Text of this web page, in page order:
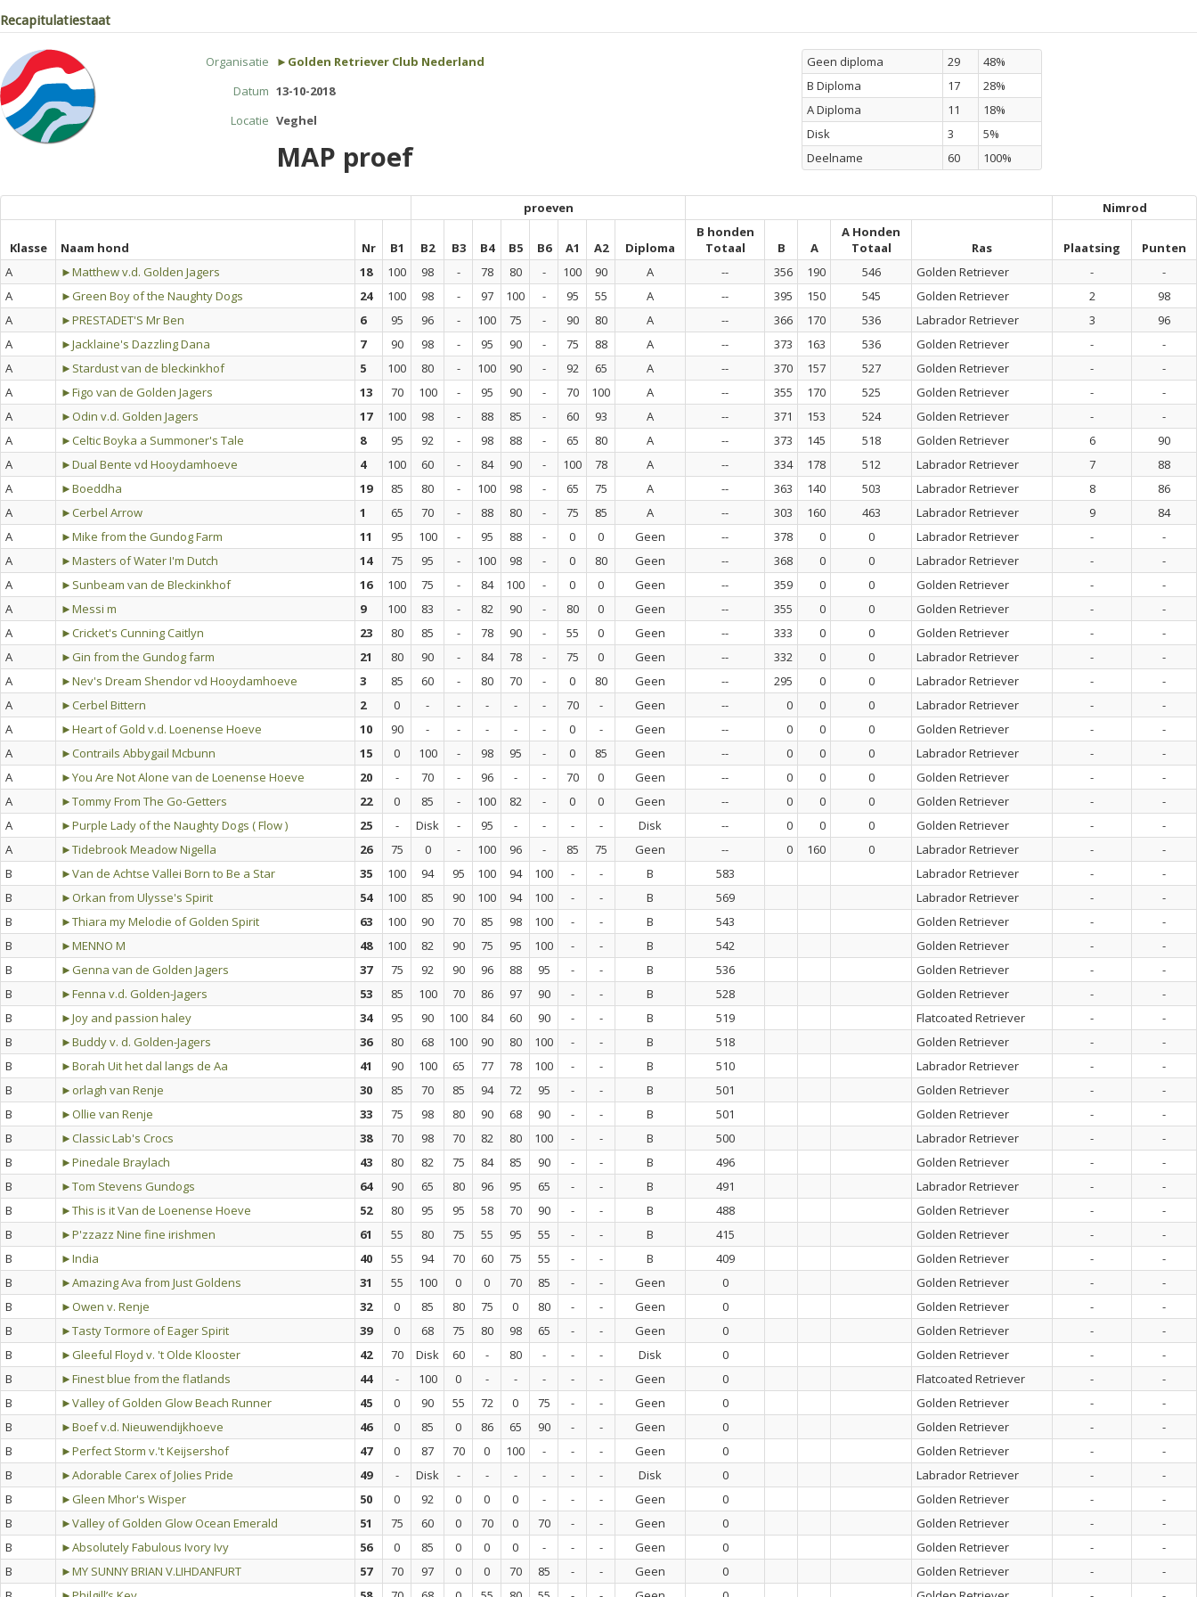
Recapitulatiestaat
Organisatie
►Golden Retriever Club Nederland
Datum 13-10-2018
Locatie Veghel
MAP proef
Geen diploma 29
48%
B Diploma
17
28%
A Diploma
11
18%
Disk
3
5%
Deelname
60 100%
proeven Nimrod
Klasse Naam hond Nr B1 B2 B3 B4 B5 B6 A1 A2 Diploma
B honden
Totaal
B A
A Honden
Totaal
Ras Plaatsing
Punten
A
►Matthew v.d. Golden Jagers 18 100 98 - 78 80 - 100 90 A -- 356 190 546 Golden Retriever -
-
A
►Green Boy of the Naughty Dogs 24 100 98 - 97 100 - 95 55 A -- 395 150 545 Golden Retriever 2
98
A
►PRESTADET'S Mr Ben 6 95 96 - 100 75 - 90 80 A -- 366 170 536 Labrador Retriever 3
96
A
►Jacklaine's Dazzling Dana 7 90 98 - 95 90 - 75 88 A -- 373 163 536 Golden Retriever -
-
A
►Stardust van de bleckinkhof 5 100 80 - 100 90 - 92 65 A -- 370 157 527 Golden Retriever -
-
A
►Figo van de Golden Jagers 13 70 100 - 95 90 - 70 100 A -- 355 170 525 Golden Retriever -
-
A
►Odin v.d. Golden Jagers 17 100 98 - 88 85 - 60 93 A -- 371 153 524 Golden Retriever -
-
A
►Celtic Boyka a Summoner's Tale 8 95 92 - 98 88 - 65 80 A -- 373 145 518 Golden Retriever 6
90
A
►Dual Bente vd Hooydamhoeve 4 100 60 - 84 90 - 100 78 A -- 334 178 512 Labrador Retriever 7
88
A
►Boeddha 19 85 80 - 100 98 - 65 75 A -- 363 140 503 Labrador Retriever 8
86
A
►Cerbel Arrow 1 65 70 - 88 80 - 75 85 A -- 303 160 463 Labrador Retriever 9
84
A
►Mike from the Gundog Farm 11 95 100 - 95 88 - 0 0 Geen -- 378 0 0 Labrador Retriever -
-
A
►Masters of Water I'm Dutch 14 75 95 - 100 98 - 0 80 Geen -- 368 0 0 Labrador Retriever -
-
A
►Sunbeam van de Bleckinkhof 16 100 75 - 84 100 - 0 0 Geen -- 359 0 0 Golden Retriever -
-
A
►Messi m 9 100 83 - 82 90 - 80 0 Geen -- 355 0 0 Golden Retriever -
-
A
►Cricket's Cunning Caitlyn 23 80 85 - 78 90 - 55 0 Geen -- 333 0 0 Golden Retriever -
-
A
►Gin from the Gundog farm 21 80 90 - 84 78 - 75 0 Geen -- 332 0 0 Labrador Retriever -
-
A
►Nev's Dream Shendor vd Hooydamhoeve 3 85 60 - 80 70 - 0 80 Geen -- 295 0 0 Labrador Retriever -
-
A
►Cerbel Bittern 2 0 - - - - - 70 - Geen -- 0 0 0 Labrador Retriever -
-
A
►Heart of Gold v.d. Loenense Hoeve 10 90 - - - - - 0 - Geen -- 0 0 0 Golden Retriever -
-
A
►Contrails Abbygail Mcbunn 15 0 100 - 98 95 - 0 85 Geen -- 0 0 0 Labrador Retriever -
-
A
►You Are Not Alone van de Loenense Hoeve 20 - 70 - 96 - - 70 0 Geen -- 0 0 0 Golden Retriever -
-
A
►Tommy From The Go-Getters 22 0 85 - 100 82 - 0 0 Geen -- 0 0 0 Golden Retriever -
-
A
►Purple Lady of the Naughty Dogs ( Flow ) 25 - Disk - 95 - - - - Disk -- 0 0 0 Golden Retriever -
-
A
►Tidebrook Meadow Nigella 26 75 0 - 100 96 - 85 75 Geen -- 0 160 0 Labrador Retriever -
-
B
►Van de Achtse Vallei Born to Be a Star 35 100 94 95 100 94 100 - - B 583 Labrador Retriever -
-
B
►Orkan from Ulysse's Spirit 54 100 85 90 100 94 100 - - B 569 Labrador Retriever -
-
B
►Thiara my Melodie of Golden Spirit 63 100 90 70 85 98 100 - - B 543 Golden Retriever -
-
B
►MENNO M 48 100 82 90 75 95 100 - - B 542 Golden Retriever -
-
B
►Genna van de Golden Jagers 37 75 92 90 96 88 95 - - B 536 Golden Retriever -
-
B
►Fenna v.d. Golden-Jagers 53 85 100 70 86 97 90 - - B 528 Golden Retriever -
-
B
►Joy and passion haley 34 95 90 100 84 60 90 - - B 519 Flatcoated Retriever -
-
B
►Buddy v. d. Golden-Jagers 36 80 68 100 90 80 100 - - B 518 Golden Retriever -
-
B
►Borah Uit het dal langs de Aa 41 90 100 65 77 78 100 - - B 510 Labrador Retriever -
-
B
►orlagh van Renje 30 85 70 85 94 72 95 - - B 501 Golden Retriever -
-
B
►Ollie van Renje 33 75 98 80 90 68 90 - - B 501 Golden Retriever -
-
B
►Classic Lab's Crocs 38 70 98 70 82 80 100 - - B 500 Labrador Retriever -
-
B
►Pinedale Braylach 43 80 82 75 84 85 90 - - B 496 Golden Retriever -
-
B
►Tom Stevens Gundogs 64 90 65 80 96 95 65 - - B 491 Labrador Retriever -
-
B
►This is it Van de Loenense Hoeve 52 80 95 95 58 70 90 - - B 488 Golden Retriever -
-
B
►P'zzazz Nine fine irishmen 61 55 80 75 55 95 55 - - B 415 Golden Retriever -
-
B
►India 40 55 94 70 60 75 55 - - B 409 Golden Retriever -
-
B
►Amazing Ava from Just Goldens 31 55 100 0 0 70 85 - - Geen 0 Golden Retriever -
-
B
►Owen v. Renje 32 0 85 80 75 0 80 - - Geen 0 Golden Retriever -
-
B
►Tasty Tormore of Eager Spirit 39 0 68 75 80 98 65 - - Geen 0 Golden Retriever -
-
B
►Gleeful Floyd v. 't Olde Klooster 42 70 Disk 60 - 80 - - - Disk 0 Golden Retriever -
-
B
►Finest blue from the flatlands 44 - 100 0 - - - - - Geen 0 Flatcoated Retriever -
-
B
►Valley of Golden Glow Beach Runner 45 0 90 55 72 0 75 - - Geen 0 Golden Retriever -
-
B
►Boef v.d. Nieuwendijkhoeve 46 0 85 0 86 65 90 - - Geen 0 Golden Retriever -
-
B
►Perfect Storm v.'t Keijsershof 47 0 87 70 0 100 - - - Geen 0 Golden Retriever -
-
B
►Adorable Carex of Jolies Pride 49 - Disk - - - - - - Disk 0 Labrador Retriever -
-
B
►Gleen Mhor's Wisper 50 0 92 0 0 0 - - - Geen 0 Golden Retriever -
-
B
►Valley of Golden Glow Ocean Emerald 51 75 60 0 70 0 70 - - Geen 0 Golden Retriever -
-
B
►Absolutely Fabulous Ivory Ivy 56 0 85 0 0 0 - - - Geen 0 Golden Retriever -
-
B
►MY SUNNY BRIAN V.LIHDANFURT 57 70 97 0 0 70 85 - - Geen 0 Golden Retriever -
-